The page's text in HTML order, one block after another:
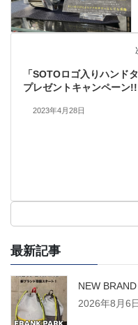
「SOTOロゴ入りハンド
プレゼントキャンペーン!!
2023年4月28日
最新記事
NEW
2026年8月6